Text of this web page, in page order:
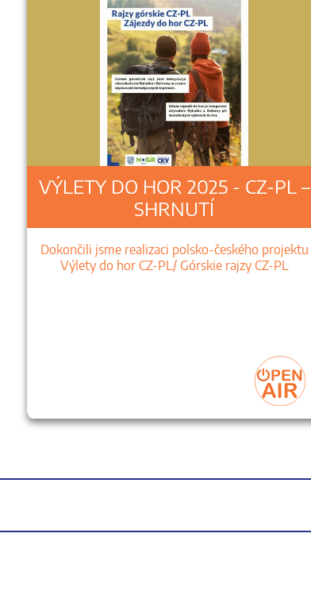
VÝLETY DO HOR 2025 - CZ-PL –
SHRNUTÍ
Dokončili jsme realizaci polsko-českého projektu
Výlety do hor CZ-PL/ Górskie rajzy CZ-PL